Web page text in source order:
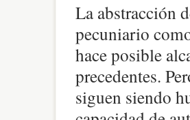
La abstracción
pecuniario
hace posible
precedentes.
siguen siendo